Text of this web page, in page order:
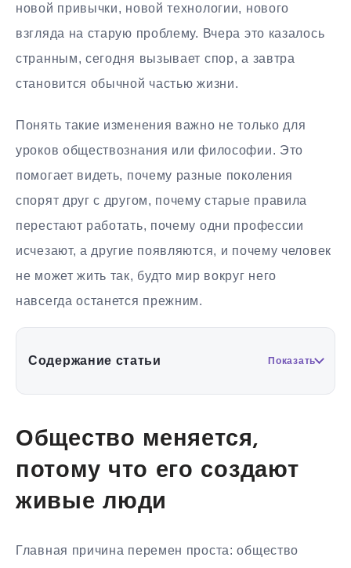
новой привычки, новой технологии, нового
взгляда на старую проблему. Вчера это казалось
странным, сегодня вызывает спор, а завтра
становится обычной частью жизни.
Понять такие изменения важно не только для
уроков обществознания или философии. Это
помогает видеть, почему разные поколения
спорят друг с другом, почему старые правила
перестают работать, почему одни профессии
исчезают, а другие появляются, и почему человек
не может жить так, будто мир вокруг него
навсегда останется прежним.
Содержание статьи Показать
Общество меняется,
потому что его создают
живые люди
Главная причина перемен проста: общество